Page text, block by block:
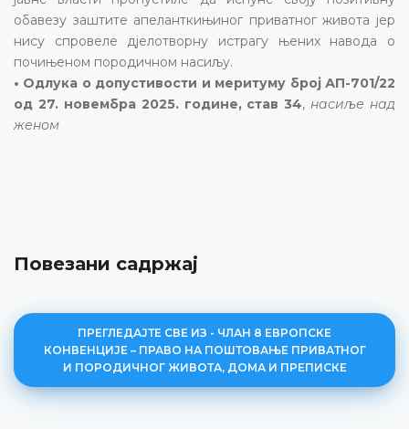
обавезу заштите апеланткињиног приватног живота јер
нису спровеле дјелотворну истрагу њених навода о
почињеном породичном насиљу.
• Одлука о допустивости и меритуму број АП-701/22
од 27. новембра 2025. године, став 34,насиље над
женом
Повезани садржај
ПРЕГЛЕДАЈТЕ СВЕ ИЗ - ЧЛАН 8 ЕВРОПСКЕ
КОНВЕНЦИЈЕ – ПРАВО НА ПОШТОВАЊЕ ПРИВАТНОГ
И ПОРОДИЧНОГ ЖИВОТА, ДОМА И ПРЕПИСКЕ